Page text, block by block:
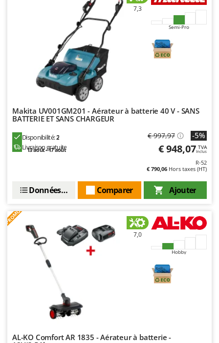
7,3
Semi-Pro
Makita UV001GM201 - Aérateur à batterie 40 V - SANS
BATTERIE ET SANS CHARGEUR
Disponibilité:2
Livraison gratuite
13 août - 17 août
€ 997,97 -5%
€ 948,07 TVA
Inclus
R-52
€ 790,06 Hors taxes (HT)
Ajouter
Comparer
Données techniques
PROMO
7,0
Hobby
AL-KO Comfort AR 1835 - Aérateur à batterie -